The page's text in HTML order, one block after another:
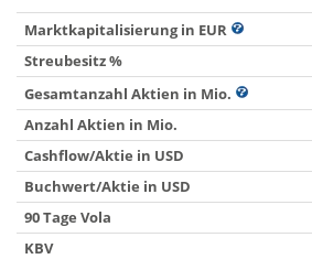
Marktkapitalisierung in EUR
Streubesitz %
Gesamtanzahl Aktien in Mio.
Anzahl Aktien in Mio.
Cashflow/Aktie in USD
Buchwert/Aktie in USD
90 Tage Vola
KBV